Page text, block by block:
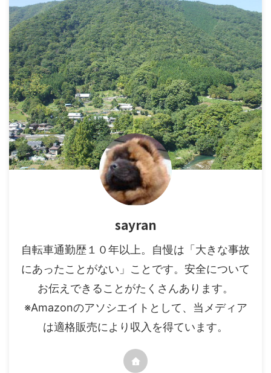
sayran
自転車通勤歴１０年以上。自慢は「大きな事故
にあったことがない」ことです。安全について
お伝えできることがたくさんあります。
※Amazonのアソシエイトとして、当メディア
は適格販売により収入を得ています。